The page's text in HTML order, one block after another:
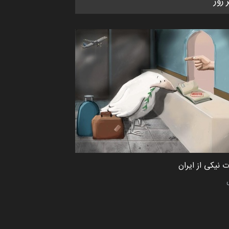
مسابقه بین‌المللی کارتون آیدین
دوغان، ترکیه،…
مهلت 2 ماه دیگر
مسابقۀ بین‌المللی کارتون و
کاریکاتور «البغلی…
نیکی از ایران